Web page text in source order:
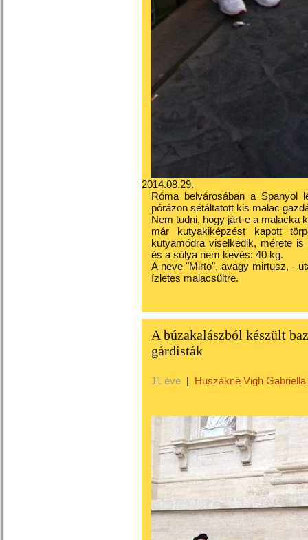
2014.08.29.
Róma belvárosában a Spanyol
pórázon sétáltatott kis malac
Nem tudni, hogy járt-e a malacka
már kutyakiképzést kapott
kutyamódra viselkedik, mérete
és a súlya nem kevés: 40 kg.
A neve "Mirto", avagy mirtusz, -
ízletes malacsültre.
A búzakalászból készült
gárdisták
11 éve | Huszákné Vigh Gabriella